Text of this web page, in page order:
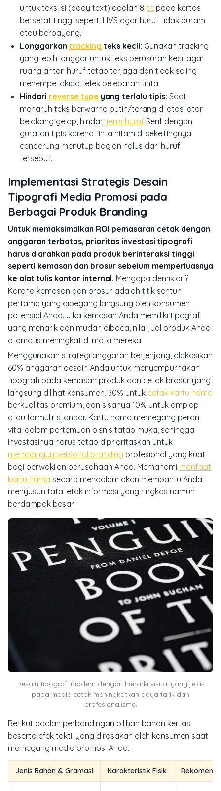
untuk teks isi (body text) adalah 8 pt pada kertas
berserat tinggi seperti HVS agar huruf tidak buram
atau berbayang.
Longgarkan tracking teks kecil: Gunakan tracking
yang lebih longgar untuk teks berukuran kecil agar
ruang antar-huruf tetap terjaga dan tidak saling
menempel akibat efek pelebaran tinta.
Hindari reverse type yang terlalu tipis: Saat
menaruh teks berwarna putih/terang di atas latar
belakang gelap, hindari jenis huruf Serif dengan
guratan tipis karena tinta hitam di sekelilingnya
cenderung menutup bagian halus dari huruf
tersebut.
Implementasi Strategis Desain
Tipografi Media Promosi pada
Berbagai Produk Branding
Untuk memaksimalkan ROI pemasaran cetak dengan
anggaran terbatas, prioritas investasi tipografi
harus diarahkan pada produk berinteraksi tinggi
seperti kemasan dan brosur sebelum memperluasnya
ke alat tulis kantor internal. Mengapa demikian?
Karena kemasan dan brosur adalah titik sentuh
pertama yang dipegang langsung oleh konsumen
potensial Anda. Jika kemasan Anda memiliki tipografi
yang menarik dan mudah dibaca, nilai jual produk Anda
otomatis meningkat di mata mereka.
Menggunakan strategi anggaran berjenjang, alokasikan
60% anggaran desain Anda untuk menyempurnakan
tipografi pada kemasan produk dan cetak brosur yang
langsung dilihat konsumen, 30% untuk cetak kartu nama
berkualitas premium, dan sisanya 10% untuk amplop
atau formulir standar. Kartu nama memegang peran
vital dalam pertemuan bisnis tatap muka, sehingga
investasinya harus tetap diprioritaskan untuk
membangun personal branding profesional yang kuat
bagi perwakilan perusahaan Anda. Memahami manfaat
kartu nama secara mendalam akan membantu Anda
menyusun tata letak informasi yang ringkas namun
berdampak besar.
Desain tipografi modern dengan hierarki visual yang jelas
pada media cetak meningkatkan daya tarik dan
profesionalisme.
Berikut adalah perbandingan pilihan bahan kertas
beserta efek taktil yang dirasakan oleh konsumen saat
memegang media promosi Anda:
Jenis Bahan & Gramasi Karakteristik Fisik